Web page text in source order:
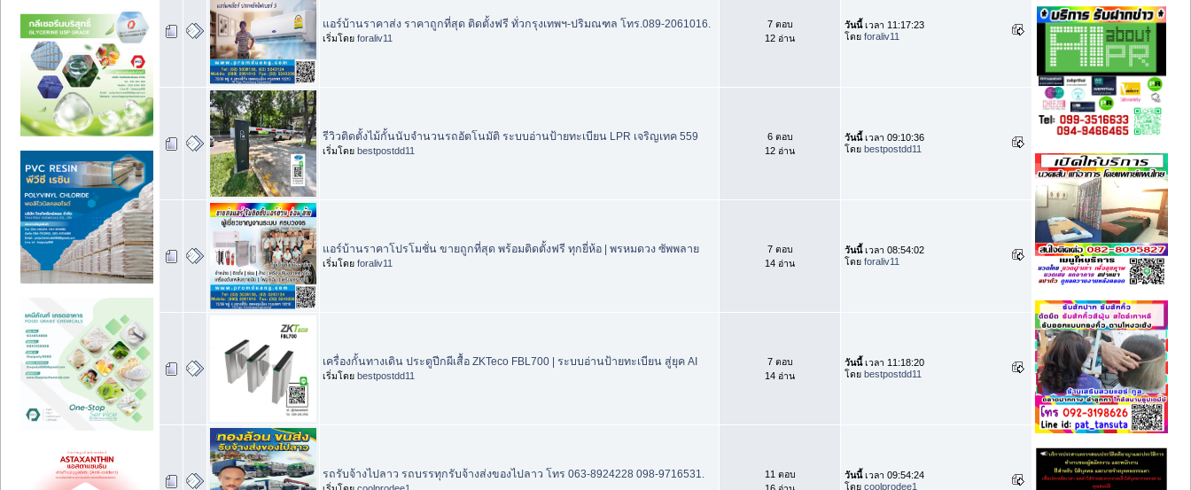
แอร์บ้านราคาส่ง ราคาถูกที่สุด ติดตั้งฟรี ทั่วกรุงเทพฯ-ปริมณฑล โทร.089-2061016.
เริ่มโดย foraliv11
7 ตอบ
12 อ่าน
วันนี้เวลา 11:17:23
โดย foraliv11
รีวิวติดตั้งไม้กั้นนับจำนวนรถอัตโนมัติ ระบบอ่านป้ายทะเบียน LPR เจริญเทค 559
เริ่มโดย bestpostdd11
6 ตอบ
12 อ่าน
วันนี้เวลา 09:10:36
โดย bestpostdd11
แอร์บ้านราคาโปรโมชั่น ขายถูกที่สุด พร้อมติดตั้งฟรี ทุกยี่ห้อ | พรหมดวง ซัพพลาย
เริ่มโดย foraliv11
7 ตอบ
14 อ่าน
วันนี้เวลา 08:54:02
โดย foraliv11
เครื่องกั้นทางเดิน ประตูปีกผีเสื้อ ZKTeco FBL700 | ระบบอ่านป้ายทะเบียน สู่ยุค AI
เริ่มโดย bestpostdd11
7 ตอบ
14 อ่าน
วันนี้เวลา 11:18:20
โดย bestpostdd11
รถรับจ้างไปลาว รถบรรทุกรับจ้างส่งของไปลาว โทร 063-8924228 098-9716531.
เริ่มโดย coolprodee1
11 ตอบ
16 อ่าน
วันนี้เวลา 09:54:24
โดย coolprodee1